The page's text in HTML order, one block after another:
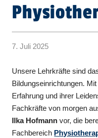
7. Juli 2025
Unsere Lehrkräfte sind
Bildungseinrichtungen.
Erfahrung und ihrer
Fachkräfte von morgen
Ilka Hofmann vor, die
Fachbereich